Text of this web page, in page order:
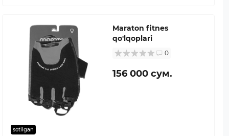
sotilgan
Maraton fitnes
qo'lqoplari
0
156 000 сум.